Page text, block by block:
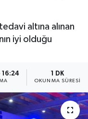
altına alınan
iyi olduğu
16:24 1 DK
OKUNMA SÜRESI